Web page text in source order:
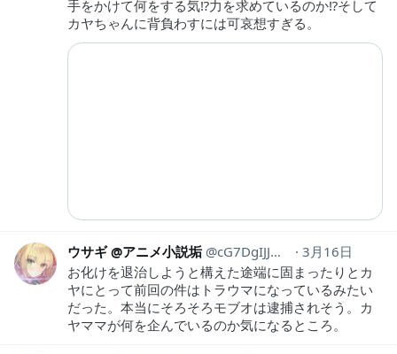
手をかけて何をする気⁉︎力を求めているのか⁉︎そして
カヤちゃんに背負わすには可哀想すぎる。
ウサギ @アニメ小説垢 cG7DgIJJmvr4uK6
3月16日
お化けを退治しようと構えた途端に固まったりとカ
ヤにとって前回の件はトラウマになっているみたい
だった。本当にそろそろモブオは逮捕されそう。カ
ヤママが何を企んでいるのか気になるところ。